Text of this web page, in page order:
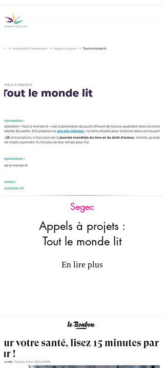
Segec
Appels à projets :
Tout le monde lit
En lire plus